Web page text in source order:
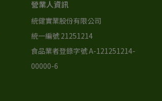
營業人資訊
統健實業股份有限公司
統一編號 21251214
食品業者登錄字號 A-121251214-
00000-6